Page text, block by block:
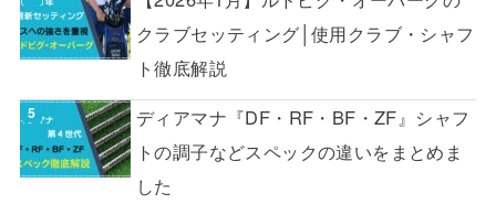
クラブセッティング│使用クラブ・シャフ
ト徹底解説
ディアマナ『DF・RF・BF・ZF』シャフ
トの調子などスペックの違いをまとめま
した